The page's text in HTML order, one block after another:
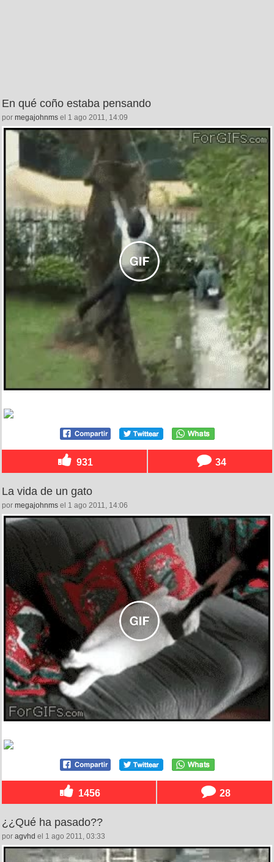
En qué coño estaba pensando
por megajohnms el 1 ago 2011, 14:09
931 34
La vida de un gato
por megajohnms el 1 ago 2011, 14:06
1456 28
¿¿Qué ha pasado??
por agvhd el 1 ago 2011, 03:33